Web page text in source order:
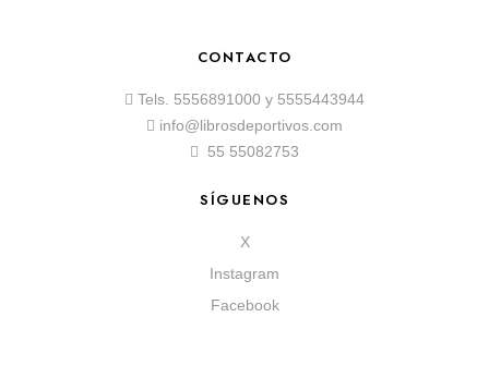
CONTACTO
Tels. 5556891000 y 5555443944
info@librosdeportivos.com
55 55082753
SÍGUENOS
X
Instagram
Facebook